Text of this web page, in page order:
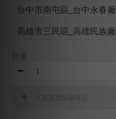
台中市南屯區_台中永春廠
高雄市三民區_高雄民族廠
以優惠價加購商品